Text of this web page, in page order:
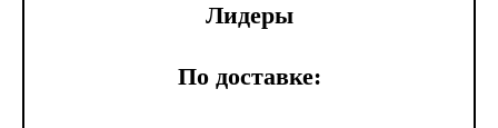
Лидеры
По доставке: